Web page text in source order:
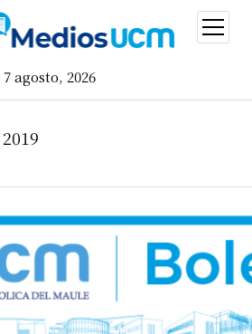
7 agosto, 2026
open
menu